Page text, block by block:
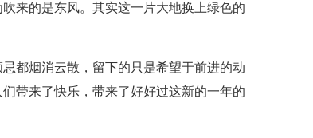
来的是东风。其实这一片大地换上绿色的
都烟消云散，留下的只是希望于前进的动
带来了快乐，带来了好好过这新的一年的